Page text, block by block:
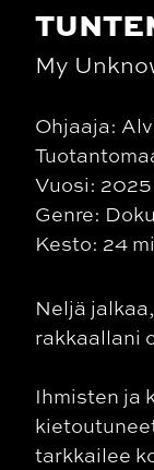
My
Ohjaaja:
Vuosi: 2025
Genre:
Kesto: 24
Neljä
rakkaallani
Ihmisten ja
tarkkailee